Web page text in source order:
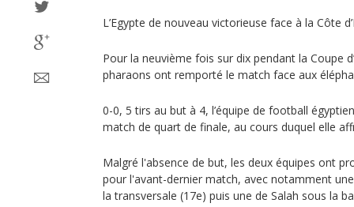
L’Egypte de nouveau victorieuse face à la Côte
Pour la neuvième fois sur dix pendant la Coupe
pharaons ont remporté le match face aux
0-0, 5 tirs au but à 4, l’équipe de football
match de quart de finale, au cours duquel elle
Malgré l'absence de but, les deux équipes ont
pour l'avant-dernier match, avec notamment
la transversale (17e) puis une de Salah sous la